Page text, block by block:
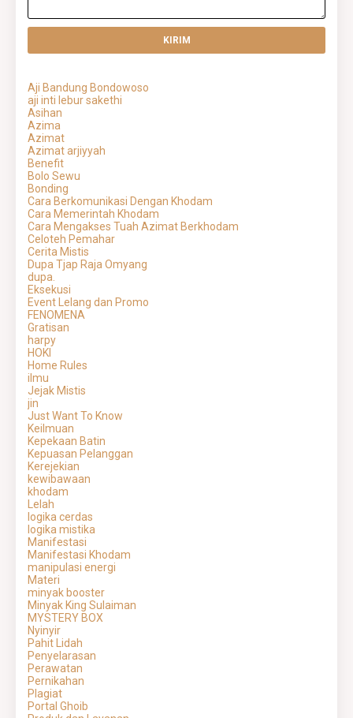
Aji Bandung Bondowoso
aji inti lebur sakethi
Asihan
Azima
Azimat
Azimat arjiyyah
Benefit
Bolo Sewu
Bonding
Cara Berkomunikasi Dengan Khodam
Cara Memerintah Khodam
Cara Mengakses Tuah Azimat Berkhodam
Celoteh Pemahar
Cerita Mistis
Dupa Tjap Raja Omyang
dupa.
Eksekusi
Event Lelang dan Promo
FENOMENA
Gratisan
harpy
HOKI
Home Rules
ilmu
Jejak Mistis
jin
Just Want To Know
Keilmuan
Kepekaan Batin
Kepuasan Pelanggan
Kerejekian
kewibawaan
khodam
Lelah
logika cerdas
logika mistika
Manifestasi
Manifestasi Khodam
manipulasi energi
Materi
minyak booster
Minyak King Sulaiman
MYSTERY BOX
Nyinyir
Pahit Lidah
Penyelarasan
Perawatan
Pernikahan
Plagiat
Portal Ghoib